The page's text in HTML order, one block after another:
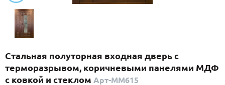
С реечным дизайном(29)
ПО НАЗНАЧЕНИЮ
ПО КОНСТРУКЦИИ
Стальная полуторная входная дверь с
терморазрывом, коричневыми панелями МДФ
с ковкой и стеклом Арт-ММ615